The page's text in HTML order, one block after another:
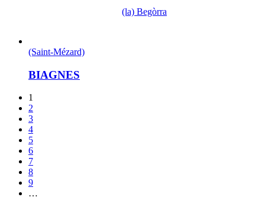
(la) Begòrra
(Saint-Mézard)
BIAGNES
1
2
3
4
5
6
7
8
9
…